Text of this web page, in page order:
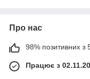
Про нас
98% позитивних з
Працює з